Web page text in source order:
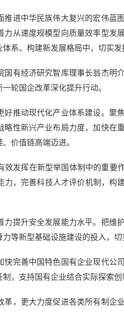
中华民族伟大复兴的宏伟蓝
从速度规模型向质量效率型发
系、构建新发展格局中，切实
经济研究智库理事长翁杰明
轮国企改革深化提升行动。
动现代化产业体系建设。聚
性新兴产业布局力度，加快
价值链高端迈进。
挥在新型举国体制中的重要
，完善科技人才评价机制，构
升安全发展能力水平。把维
等新型基础设施建设的投入，
善中国特色国有企业现代公
，支持国有企业结合实际探索
更大力度促进各类所有制企